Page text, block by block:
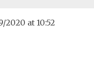
2020 at 10:52